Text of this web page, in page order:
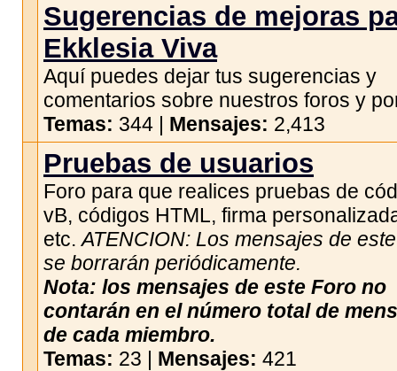
Sugerencias de mejoras
Ekklesia Viva
Aquí puedes dejar tus sugerencias y
comentarios sobre nuestros foros y
Temas: 344 | Mensajes: 2,413
Pruebas de usuarios
Foro para que realices pruebas de
vB, códigos HTML, firma
etc.ATENCION: Los mensajes de
se borrarán periódicamente.
Nota: los mensajes de este Foro no
contarán en el número total de
de cada miembro.
Temas: 23 | Mensajes: 421